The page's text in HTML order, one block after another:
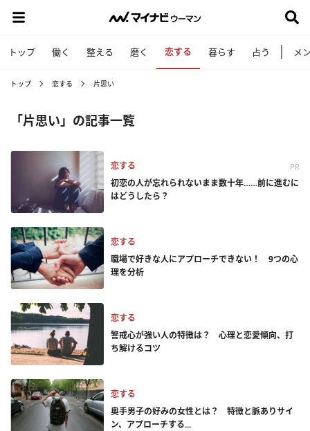
トップ 働く 整える 磨く 恋する 暮らす 占う メ
トップ 恋する 片思い
「片思い」の記事一覧
恋する PR
初恋の人が忘れられないまま数十年……前に進むに
はどうしたら？
恋する
職場で好きな人にアプローチできない！ 9つの心
理を分析
恋する
警戒心が強い人の特徴は？ 心理と恋愛傾向、打
ち解けるコツ
恋する
奥手男子の好みの女性とは？ 特徴と脈ありサイ
ン、アプローチする...